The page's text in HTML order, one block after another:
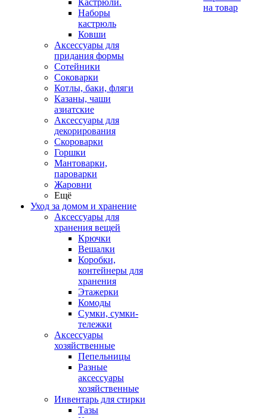
Кастрюли.
Наборы
кастрюль
Ковши
Аксессуары для
придания формы
Сотейники
Соковарки
Котлы, баки, фляги
Казаны, чаши
азиатские
Аксессуары для
декорирования
Скороварки
Горшки
Мантоварки,
пароварки
Жаровни
Ещё
Уход за домом и хранение
Аксессуары для
хранения вещей
Крючки
Вешалки
Коробки,
контейнеры для
хранения
Этажерки
Комоды
Сумки, сумки-
тележки
Аксессуары
хозяйственные
Пепельницы
Разные
аксессуары
хозяйственные
Инвентарь для стирки
Тазы
на товар